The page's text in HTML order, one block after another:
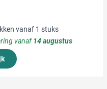
vanaf 1 stuks
vanaf14 augustus